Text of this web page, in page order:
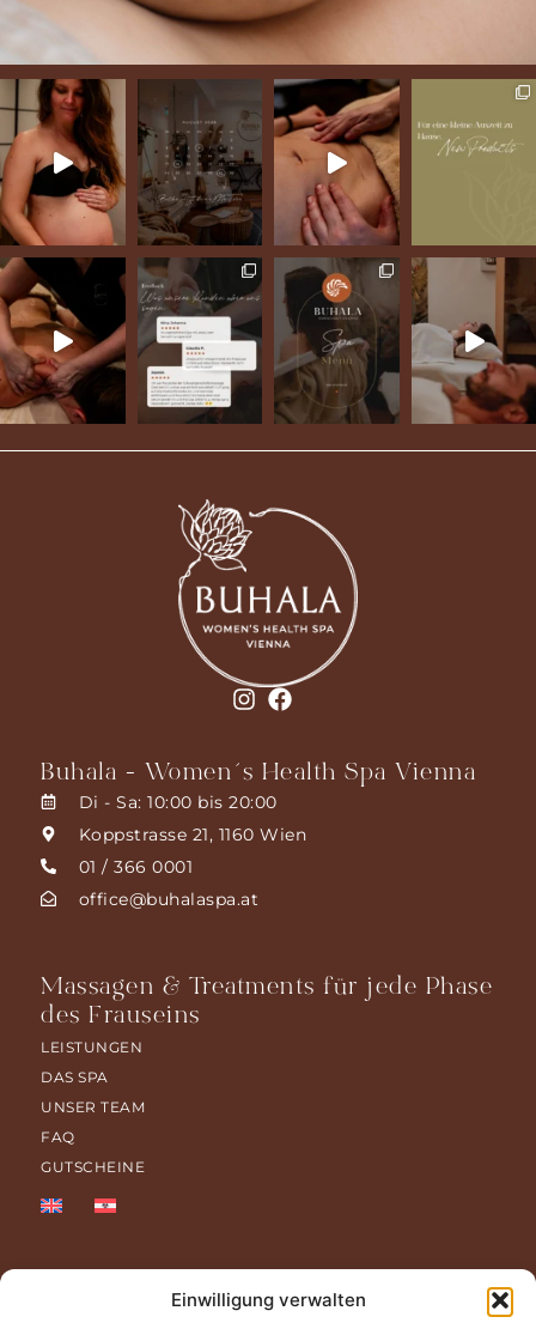
Einwilligung verwalten
Buhala - Women´s Health Spa Vienna
Di - Sa: 10:00 bis 20:00
Koppstrasse 21, 1160 Wien
01 / 366 0001
office@buhalaspa.at
Massagen & Treatments für jede Phase
des Frauseins
LEISTUNGEN
DAS SPA
UNSER TEAM
FAQ
GUTSCHEINE